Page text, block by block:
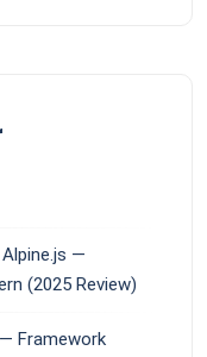
—
(2025 Review)
Framework